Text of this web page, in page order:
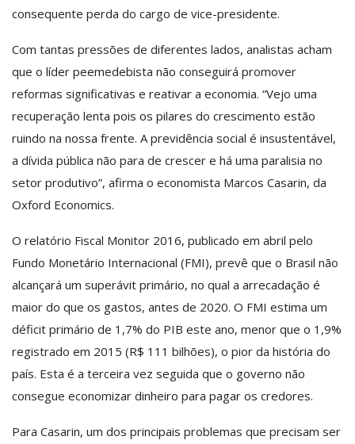
consequente perda do cargo de vice-presidente.
Com tantas pressões de diferentes lados, analistas acham
que o líder peemedebista não conseguirá promover
reformas significativas e reativar a economia. “Vejo uma
recuperação lenta pois os pilares do crescimento estão
ruindo na nossa frente. A previdência social é insustentável,
a dívida pública não para de crescer e há uma paralisia no
setor produtivo”, afirma o economista Marcos Casarin, da
Oxford Economics.
O relatório Fiscal Monitor 2016, publicado em abril pelo
Fundo Monetário Internacional (FMI), prevê que o Brasil não
alcançará um superávit primário, no qual a arrecadação é
maior do que os gastos, antes de 2020. O FMI estima um
déficit primário de 1,7% do PIB este ano, menor que o 1,9%
registrado em 2015 (R$ 111 bilhões), o pior da história do
país. Esta é a terceira vez seguida que o governo não
consegue economizar dinheiro para pagar os credores.
Para Casarin, um dos principais problemas que precisam ser